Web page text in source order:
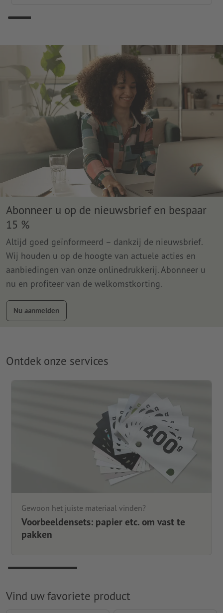
Abonneer u op de nieuwsbrief en bespaar
15 %
Altijd goed geïnformeerd – dankzij de nieuwsbrief.
Wij houden u op de hoogte van actuele acties en
aanbiedingen van onze onlinedrukkerij. Abonneer u
nu en profiteer van de welkomstkorting.
Nu aanmelden
Ontdek onze services
Gewoon het juiste materiaal vinden?
Voorbeeldensets: papier etc. om vast te
pakken
Vind uw favoriete product